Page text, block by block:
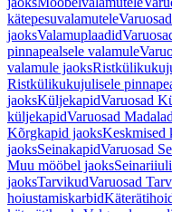
kätepesuvalamutele
jaoksValamuplaadid
pinnapealsele valamule
valamule jaoks
Ristkülikukujulisele
jaoksKüljekapidVaruosad
küljekapidVaruosad
Kõrgkapid jaoksKeskmised
jaoksSeinakapidVaruosad
Muu mööbel jaoks
jaoksTarvikudVaruosad
hoiustamiskarbid